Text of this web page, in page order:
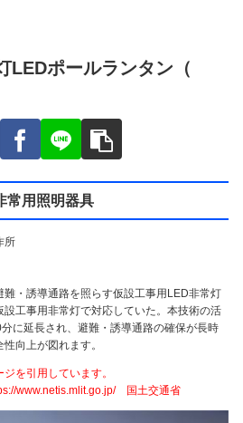
LEDポールランタン（
常用照明器具
所
・誘導通路を照らす仮設工事用LED非常灯
工事用非常灯で対応していた。本技術の活
に延長され、避難・誘導通路の確保が長時
向上が図れます。
を引用しています。
www.netis.mlit.go.jp/ 国土交通省